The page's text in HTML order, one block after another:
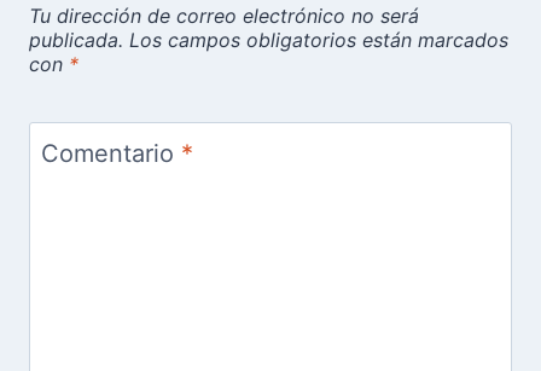
Tu dirección de correo electrónico no será
publicada. Los campos obligatorios están marcados
con *
Comentario *